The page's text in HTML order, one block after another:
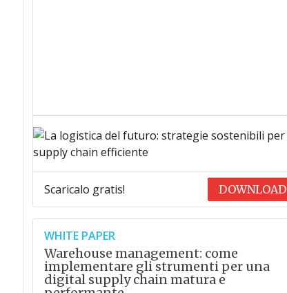
Scaricalo gratis! DOWNLOAD
WHITE PAPER
Warehouse management: come
implementare gli strumenti per una
digital supply chain matura e